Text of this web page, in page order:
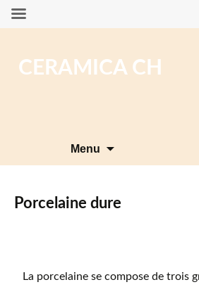
CERAMICA CH
Menu
Porcelaine dure
La porcelaine se compose de trois